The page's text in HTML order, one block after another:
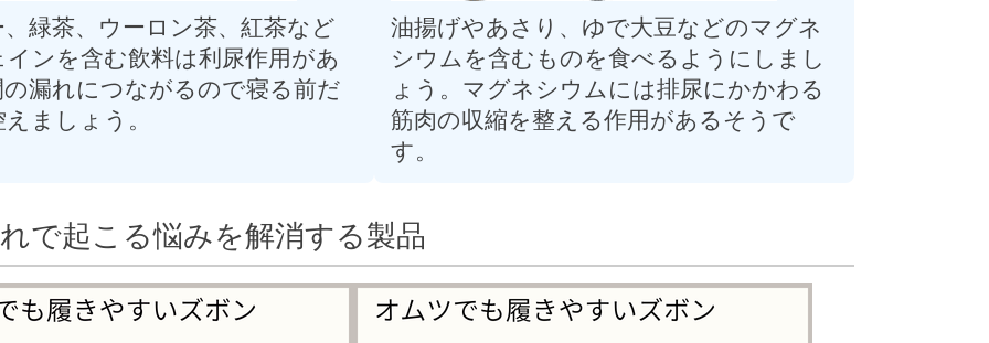
緑茶、ウーロン茶、紅茶など
ンを含む飲料は利尿作用があ
漏れにつながるので寝る前だ
ましょう。
油揚げやあさり、ゆで大豆などのマグネ
シウムを含むものを食べるようにしまし
ょう。マグネシウムには排尿にかかわる
筋肉の収縮を整える作用があるそうで
す。
で起こる悩みを解消する製品